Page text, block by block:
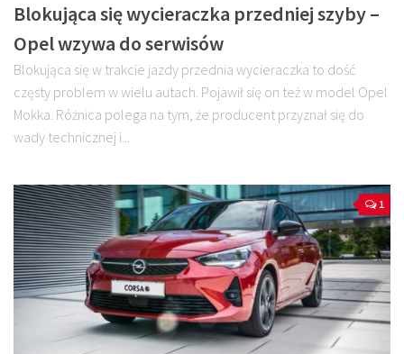
Blokująca się wycieraczka przedniej szyby –
Opel wzywa do serwisów
Blokująca się w trakcie jazdy przednia wycieraczka to dość
częsty problem w wielu autach. Pojawił się on też w model Opel
Mokka. Różnica polega na tym, że producent przyznał się do
wady technicznej i...
1